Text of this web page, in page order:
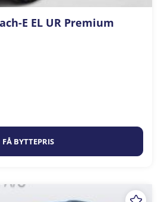
E EL UR Premium
FÅ BYTTEPRIS